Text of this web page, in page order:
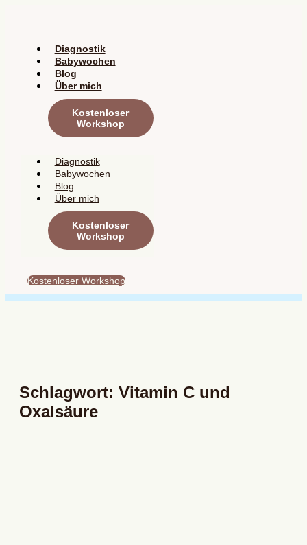
Diagnostik
Babywochen
Blog
Über mich
Kostenloser
Workshop
Diagnostik
Babywochen
Blog
Über mich
Kostenloser
Workshop
Kostenloser Workshop
Schlagwort: Vitamin C und
Oxalsäure